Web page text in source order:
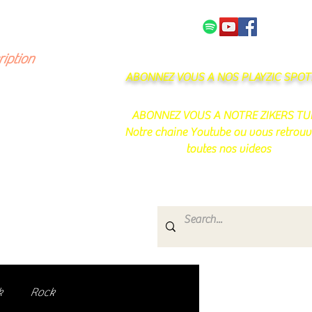
ABONNEZ VOUS A NOS PLAYZIC
ABONNEZ VOUS A NOTRE ZIKERS
Notre chaine Youtube ou vous
toutes nos videos
de passionnés !
Rock